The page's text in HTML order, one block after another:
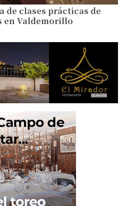
de clases prácticas de
en Valdemorillo